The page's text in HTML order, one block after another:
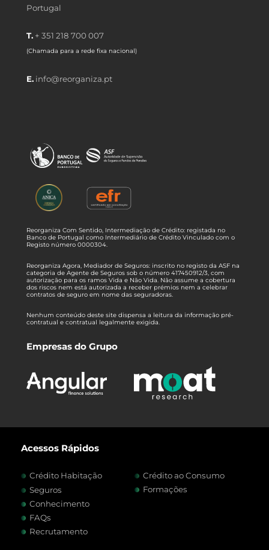
Portugal
T. + 351 218 700 007
(Chamada para a rede fixa nacional)
E. info@reorganiza.pt
Reorganiza Com Sentido, Intermediação de Crédito: registada no
Banco de Portugal como Intermediário de Crédito Vinculado com o
Registo número 0000304.
Reorganiza Agora, Mediador de Seguros: inscrito no registo da ASF na
categoria de Agente de Seguros sob o número 417450912/3, com
autorização para os ramos Vida e Não Vida. Não assume a cobertura
dos riscos nem está autorizada a receber prémios nem a celebrar
contratos de seguro em nome das seguradoras.
Nenhum conteúdo deste site dispensa a leitura da informação pré-
contratual e contratual legalmente exigida.
Empresas do Grupo
Acessos Rápidos
Crédito Habitação
Crédito ao Consumo
Seguros
Formações
Conhecimento
FAQs
Recrutamento